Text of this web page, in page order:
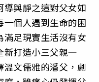
與靜之這對父女如
個人遇到生命的困
足現實生活沒有女
新打造小三父親一
文儒雅的潘父，劇